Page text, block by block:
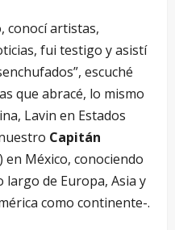
conocí artistas,
fui testigo y asistí
escuché
que abracé, lo mismo
Lavin en Estados
Capitán
en México, conociendo
de Europa, Asia y
como continente-.